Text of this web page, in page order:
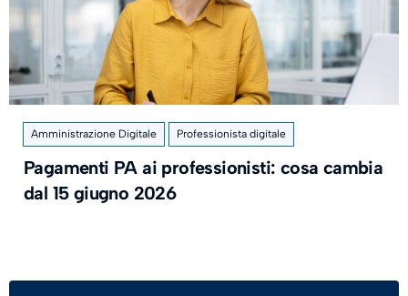
Amministrazione Digitale Professionista digitale
Pagamenti PA ai professionisti: cosa cambia
dal 15 giugno 2026